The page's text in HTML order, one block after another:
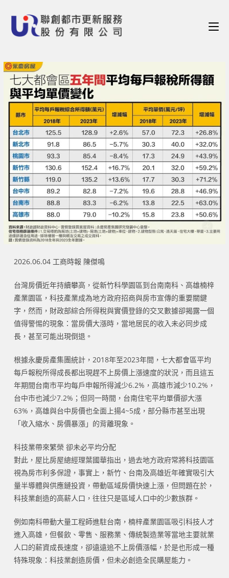
2026.06.04 工商時報 陳傑鳴
台灣房價近年持續攀高，從新竹科學園區到台南南科、高雄楠梓
產業園區，科技產業成為地方政府招商與房市宣傳的重要關鍵
字，然而，財政部綜合所得稅與實價登錄的交叉數據卻揭露一個
值得警惕的現象：當房價大漲時，當地居民的收入未必同步成
長，甚至可能出現倒退。
根據永慶房產集團統計，2018年至2023年間，七大都會區平均
每戶報稅所得成長都出現趕不上房價上漲速度的狀況，而且這五
年期間台南市平均每戶申報所得減少6.2%，高雄市減少10.2%，
台中市也減少7.2%；但同一時間，台南住宅平均單價卻大漲
63%，高雄與台中房價也全面上揚4~5成，部分縣市甚至出現
「收入縮水、房價暴漲」的背離現象。
科技業帶來繁榮 卻未必平均分配
對此，屋比房屋總經理葉國華指出，過去地方政府常將科技園區
視為房市利多保證，事實上，新竹、台南及高雄近年確實吸引大
量半導體與供應鏈投資，帶動區域房價快速上漲，但問題在於，
科技業創造的高薪人口，往往只是區域人口中的少數族群。
例如南科帶動大量工程師進駐台南，楠梓產業園區吸引科技人才
進入高雄，但餐飲、零售、服務業、傳統製造業等當地主要就業
人口的薪資成長速度，卻遠遠追不上房價漲幅，於是也形成一種
特殊現象：科技業創造房價，但未必創造全民購屋能力。